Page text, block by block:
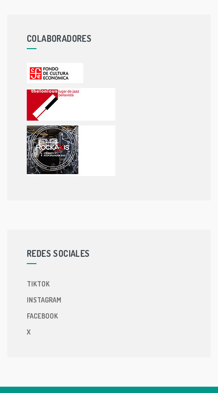
COLABORADORES
REDES SOCIALES
TIKTOK
INSTAGRAM
FACEBOOK
X